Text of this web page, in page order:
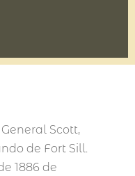
Scott,
de Fort Sill.
1886 de